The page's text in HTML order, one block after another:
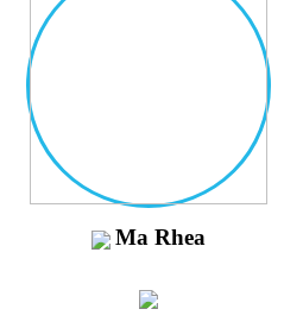
Ma Rhea